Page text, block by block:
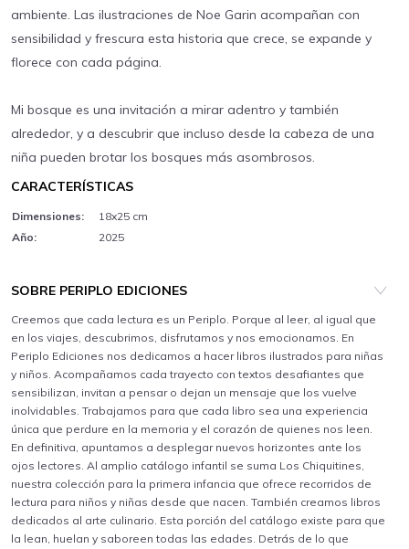
ambiente. Las ilustraciones de Noe Garin acompañan con
sensibilidad y frescura esta historia que crece, se expande y
florece con cada página.
Mi bosque es una invitación a mirar adentro y también
alrededor, y a descubrir que incluso desde la cabeza de una
niña pueden brotar los bosques más asombrosos.
CARACTERÍSTICAS
Dimensiones:
18x25 cm
Año:
2025
SOBRE PERIPLO EDICIONES
Creemos que cada lectura es un Periplo. Porque al leer, al igual que
en los viajes, descubrimos, disfrutamos y nos emocionamos. En
Periplo Ediciones nos dedicamos a hacer libros ilustrados para niñas
y niños. Acompañamos cada trayecto con textos desafiantes que
sensibilizan, invitan a pensar o dejan un mensaje que los vuelve
inolvidables. Trabajamos para que cada libro sea una experiencia
única que perdure en la memoria y el corazón de quienes nos leen.
En definitiva, apuntamos a desplegar nuevos horizontes ante los
ojos lectores. Al amplio catálogo infantil se suma Los Chiquitines,
nuestra colección para la primera infancia que ofrece recorridos de
lectura para niños y niñas desde que nacen. También creamos libros
dedicados al arte culinario. Esta porción del catálogo existe para que
la lean, huelan y saboreen todas las edades. Detrás de lo que